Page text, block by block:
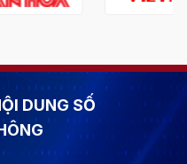
DUNG SỐ